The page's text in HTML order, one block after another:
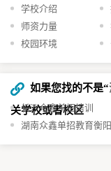
学校介绍
师资力量
校园环境
如果您找的不是“
关学校或者校区
长沙众鑫单招培训
湖南众鑫单招教育衡